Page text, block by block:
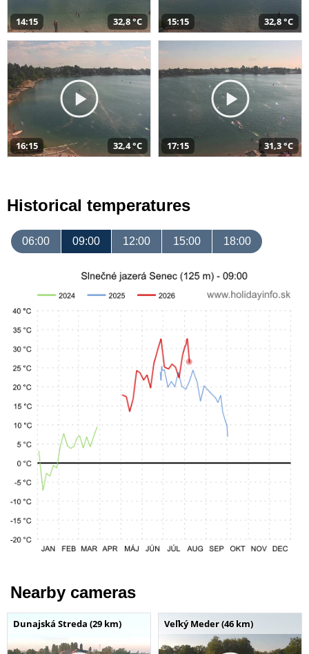
14:15 32,8 °C 15:15 32,8 °C
16:15 32,4 °C 17:15 31,3 °C
Historical temperatures
06:00 09:00 12:00 15:00 18:00
Nearby cameras
Dunajská Streda (29 km) Veľký Meder (46 km)